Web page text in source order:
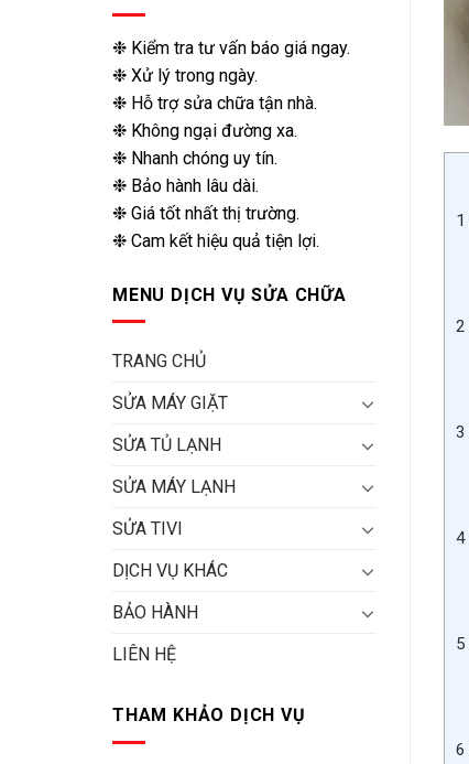
❉ Kiểm tra tư vấn báo giá ngay.
❉ Xử lý trong ngày.
❉ Hỗ trợ sửa chữa tận nhà.
❉ Không ngại đường xa.
❉ Nhanh chóng uy tín.
❉ Bảo hành lâu dài.
❉ Giá tốt nhất thị trường.
❉ Cam kết hiệu quả tiện lợi.
MENU DỊCH VỤ SỬA CHỮA
TRANG CHỦ
SỬA MÁY GIẶT
SỬA TỦ LẠNH
SỬA MÁY LẠNH
SỬA TIVI
DỊCH VỤ KHÁC
BẢO HÀNH
LIÊN HỆ
THAM KHẢO DỊCH VỤ
1
2
3
4
5
6